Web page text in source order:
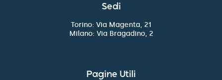
Sedi
Torino: Via Magenta, 21
Milano: Via Bragadino, 2
Pagine Utili